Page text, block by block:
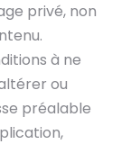
privé, non
à ne
ou
préalable